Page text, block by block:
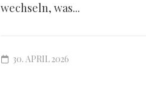
wechseln, was...
30. APRIL 2026